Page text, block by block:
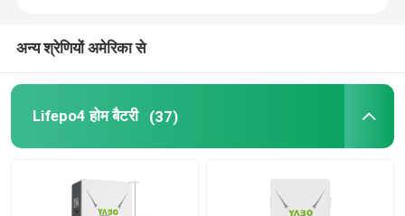
अन्य श्रेणियों अमेरिका से
Lifepo4 होम बैटरी (37)